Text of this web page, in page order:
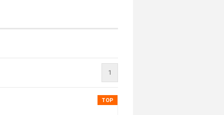
1
TOP